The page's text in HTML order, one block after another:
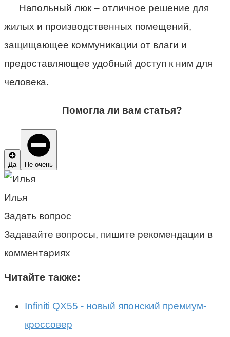
Напольный люк – отличное решение для
жилых и производственных помещений,
защищающее коммуникации от влаги и
предоставляющее удобный доступ к ним для
человека.
Помогла ли вам статья?
Да Не очень
Илья
Задать вопрос
Задавайте вопросы, пишите рекомендации в
комментариях
Читайте также:
Infiniti QX55 - новый японский премиум-
кроссовер